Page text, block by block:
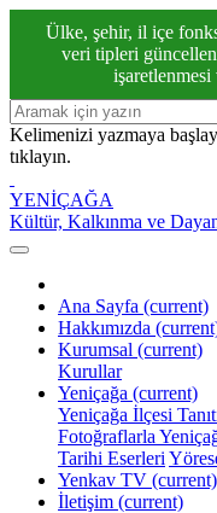
Ülke, şehir, il içe
veri tipleri
Kelimenizi yazmaya
tıklayın.
YENİÇAĞA
Kültür, Kalkınma ve
Ana Sayfa (current)
Hakkımızda
Kurumsal (current)
Kurullar
Yeniçağa (current)
Yeniçağa İlçesi
Fotoğraflarla
Tarihi Eserleri
Yenkav TV (current)
İletişim (current)